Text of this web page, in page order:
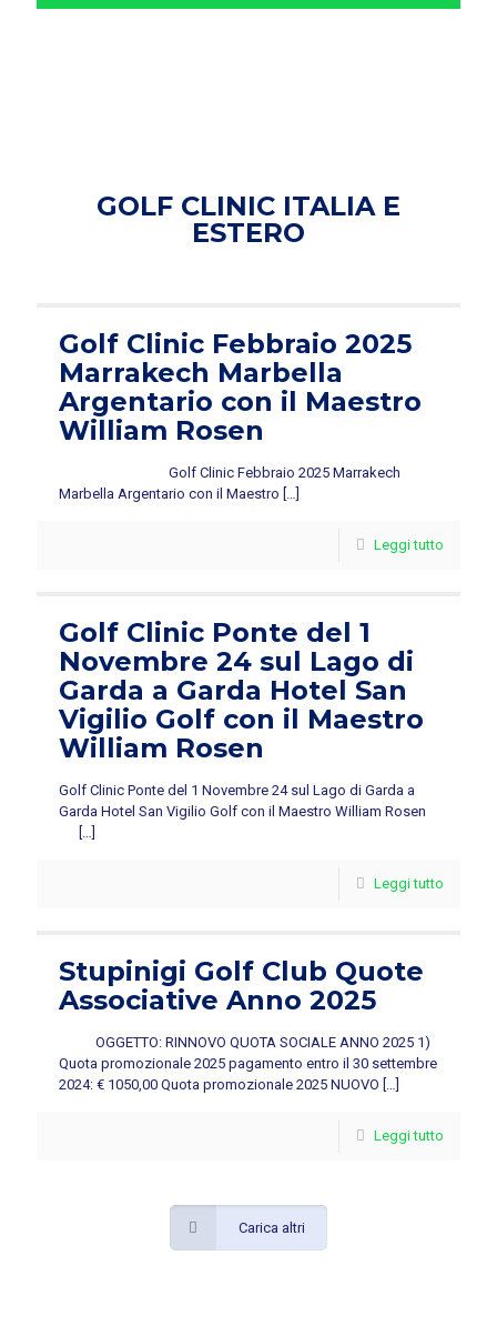
GOLF CLINIC ITALIA E
ESTERO
Golf Clinic Febbraio 2025
Marrakech Marbella
Argentario con il Maestro
William Rosen
Golf Clinic Febbraio 2025 Marrakech
Marbella Argentario con il Maestro […]
Leggi tutto
Golf Clinic Ponte del 1
Novembre 24 sul Lago di
Garda a Garda Hotel San
Vigilio Golf con il Maestro
William Rosen
Golf Clinic Ponte del 1 Novembre 24 sul Lago di Garda a
Garda Hotel San Vigilio Golf con il Maestro William Rosen
[…]
Leggi tutto
Stupinigi Golf Club Quote
Associative Anno 2025
OGGETTO: RINNOVO QUOTA SOCIALE ANNO 2025 1)
Quota promozionale 2025 pagamento entro il 30 settembre
2024: € 1050,00 Quota promozionale 2025 NUOVO […]
Leggi tutto
Carica altri